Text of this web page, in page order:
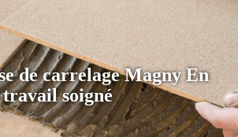
de carrelage Magny En
travail soigné